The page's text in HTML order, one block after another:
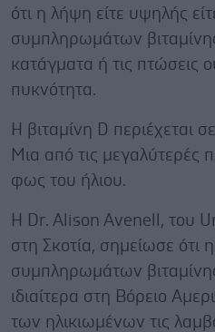
ότι η λήψη είτε υψηλής
συμπληρωμάτων
κατάγματα ή τις πτώσεις
πυκνότητα.
Η βιταμίνη D περιέχεται
Μια από τις μεγαλύτερές
φως του ήλιου.
Η Dr. Alison Avenell, του
στη Σκοτία, σημείωσε ότι
συμπληρωμάτων
ιδιαίτερα στη Βόρειο
των ηλικιωμένων τις